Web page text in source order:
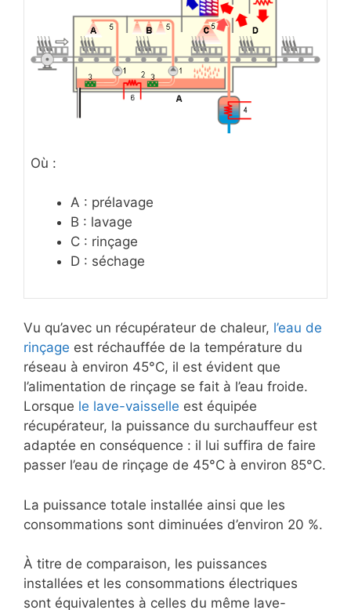
Où :
A : prélavage
B : lavage
C : rinçage
D : séchage
Vu qu’avec un récupérateur de chaleur, l’eau de
rinçage est réchauffée de la température du
réseau à environ 45°C, il est évident que
l’alimentation de rinçage se fait à l’eau froide.
Lorsque le lave-vaisselle est équipée
récupérateur, la puissance du surchauffeur est
adaptée en conséquence : il lui suffira de faire
passer l’eau de rinçage de 45°C à environ 85°C.
La puissance totale installée ainsi que les
consommations sont diminuées d’environ 20 %.
À titre de comparaison, les puissances
installées et les consommations électriques
sont équivalentes à celles du même lave-